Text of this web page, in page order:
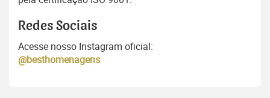
Redes Sociais
Acesse nosso Instagram oficial:
@besthomenagens